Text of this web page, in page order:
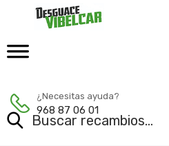
¿Necesitas ayuda?
968 87 06 01